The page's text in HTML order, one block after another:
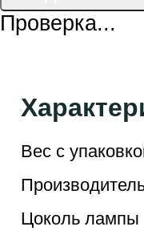
Проверка...
Вес с
Цоколь лампы